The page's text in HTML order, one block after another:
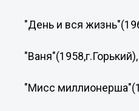
"День и вся
"Ваня"(1958,г.Горький),
"Мисс